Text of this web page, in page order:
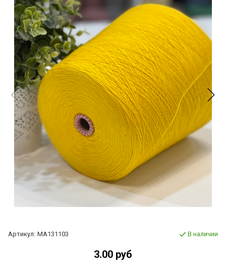
Артикул: МА131103 В наличии
3.00 руб